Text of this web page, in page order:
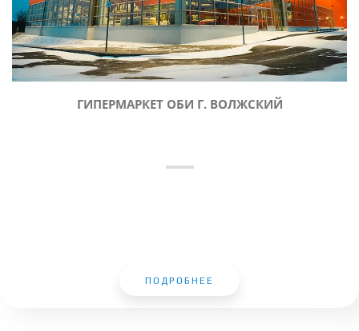
ГИПЕРМАРКЕТ ОБИ Г. ВОЛЖСКИЙ
ПОДРОБНЕЕ